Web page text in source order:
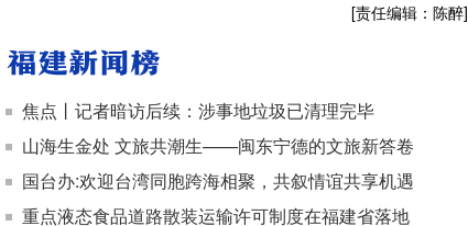
[责任编辑：陈醉]
焦点丨记者暗访后续：涉事地垃圾已清理完毕
山海生金处 文旅共潮生——闽东宁德的文旅新答卷
国台办:欢迎台湾同胞跨海相聚，共叙情谊共享机遇
重点液态食品道路散装运输许可制度在福建省落地